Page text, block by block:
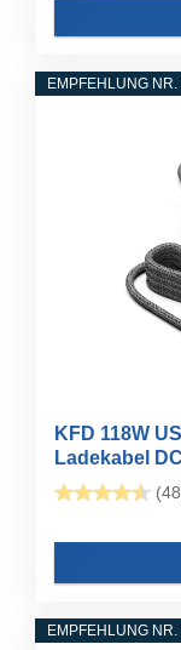
EMPFEHLUNG NR.
KFD 118W
Ladekabel
EMPFEHLUNG NR.